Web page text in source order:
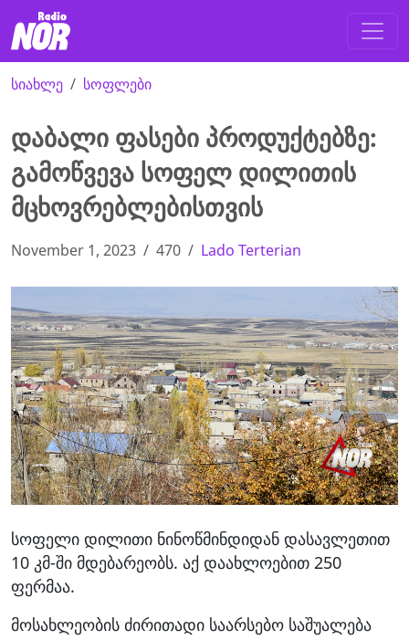
სიახლე სოფლები
დაბალი ფასები პროდუქტებზე:
გამოწვევა სოფელ დილითის
მცხოვრებლებისთვის
November 1, 2023 470 Lado Terterian
სოფელი დილითი ნინოწმინდიდან დასავლეთით
10 კმ-ში მდებარეობს. აქ დაახლოებით 250
ფერმაა.
მოსახლეობის ძირითადი საარსებო საშუალება